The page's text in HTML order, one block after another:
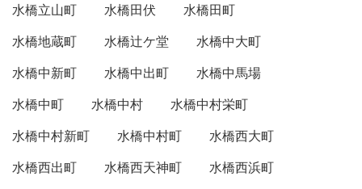
水橋立山町
水橋田伏
水橋田町
水橋地蔵町
水橋辻ケ堂
水橋中大町
水橋中新町
水橋中出町
水橋中馬場
水橋中町
水橋中村
水橋中村栄町
水橋中村新町
水橋中村町
水橋西大町
水橋西出町
水橋西天神町
水橋西浜町